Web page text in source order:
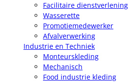
Facilitaire dienstverlening
Wasserette
Promotiemedewerker
Afvalverwerking
Industrie en Techniek
Monteurskleding
Mechanisch
Food industrie kleding